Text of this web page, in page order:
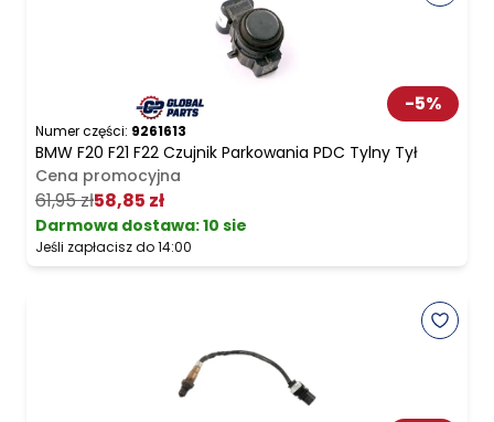
-5%
Numer części: 9261613
BMW F20 F21 F22 Czujnik Parkowania PDC Tylny Tył
Cena promocyjna
61,95 zł58,85 zł
Darmowa dostawa:10 sie
Jeśli zapłacisz do 14:00